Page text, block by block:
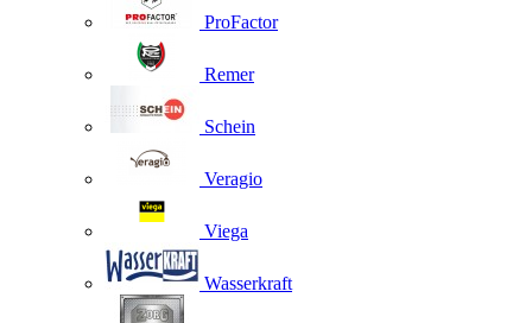
ProFactor
Remer
Schein
Veragio
Viega
Wasserkraft